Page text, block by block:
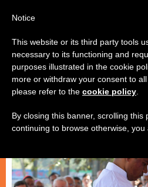
الكنيسة والعالم
Notice
This website or its third party tools
necessary to its functioning and
purposes illustrated in the cookie
more or withdraw your consent to
please refer to the cookie policy
By closing this banner, scrolling this
continuing to browse otherwise, you